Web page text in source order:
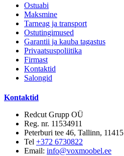
Ostuabi
Maksmine
Tarneag ja transport
Ostutingimused
Garantii ja kauba tagastus
Privaatsuspoliitika
Firmast
Kontaktid
Salongid
Kontaktid
Redcut Grupp OÜ
Reg. nr. 11534911
Peterburi tee 46, Tallinn, 11415
Tel +372 6730822
Email: info@voxmoobel.ee